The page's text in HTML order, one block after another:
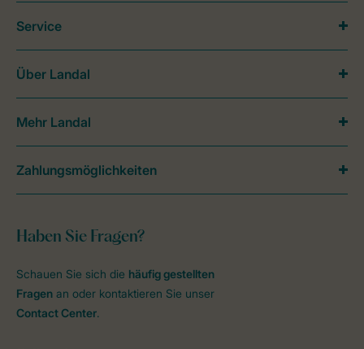
Haben Sie Fragen?
Schauen Sie sich die häufig gestellten
Fragen an oder kontaktieren Sie unser
Contact Center.
Service
Über Landal
Mehr Landal
Zahlungsmöglichkeiten